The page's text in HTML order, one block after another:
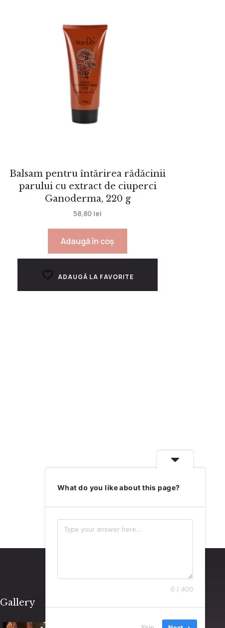
Balsam pentru întărirea rădăcinii
parului cu extract de ciuperci
Ganoderma, 220 g
58,80 lei
Adaugă în coș
ADAUGĂ LA FAVORITE
Gallery
What do you like about this page?
0 / 400